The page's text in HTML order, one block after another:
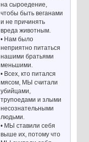
на сыроедение,
чтобы быть веганами
и не причинять
вреда животным.
• Нам было
неприятно питаться
нашими братьями
меньшими.
• Всех, кто питался
мясом, МЫ считали
убийцами,
трупоедами и злыми
несознательными
людьми.
• МЫ ставили себя
выше их, потому что